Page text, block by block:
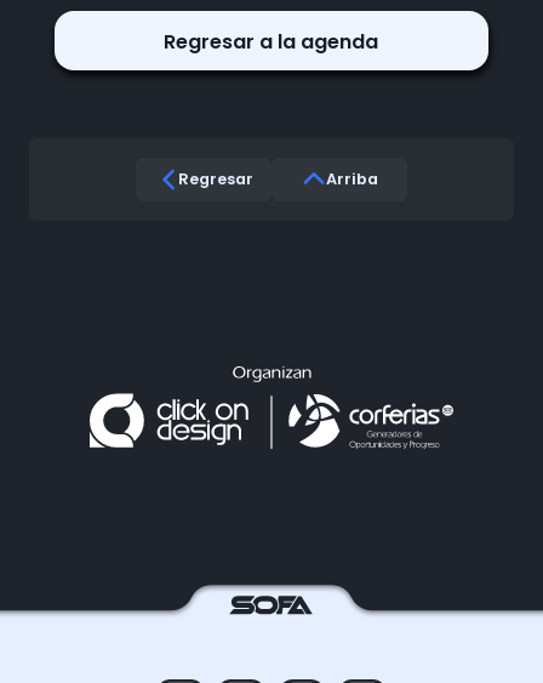
Regresar a la agenda
Regresar Arriba